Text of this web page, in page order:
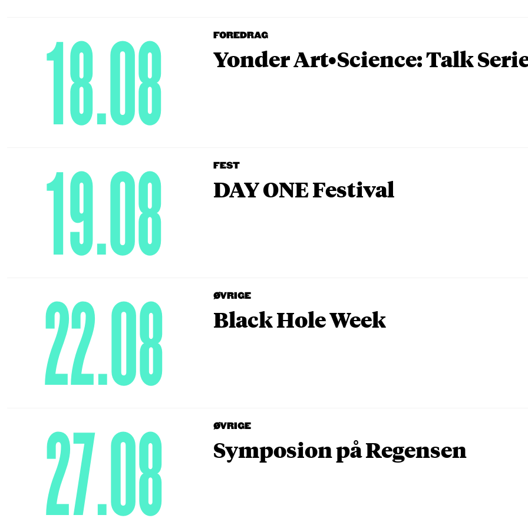
FOREDRAG
Yonder Art•Science: Talk
18.08
FEST
DAY ONE Festival
19.08
ØVRIGE
Black Hole Week
22.08
ØVRIGE
Symposion på Regensen
27.08